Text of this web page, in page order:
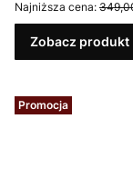
Najniższa cena:
Zobacz produkt
Promocja